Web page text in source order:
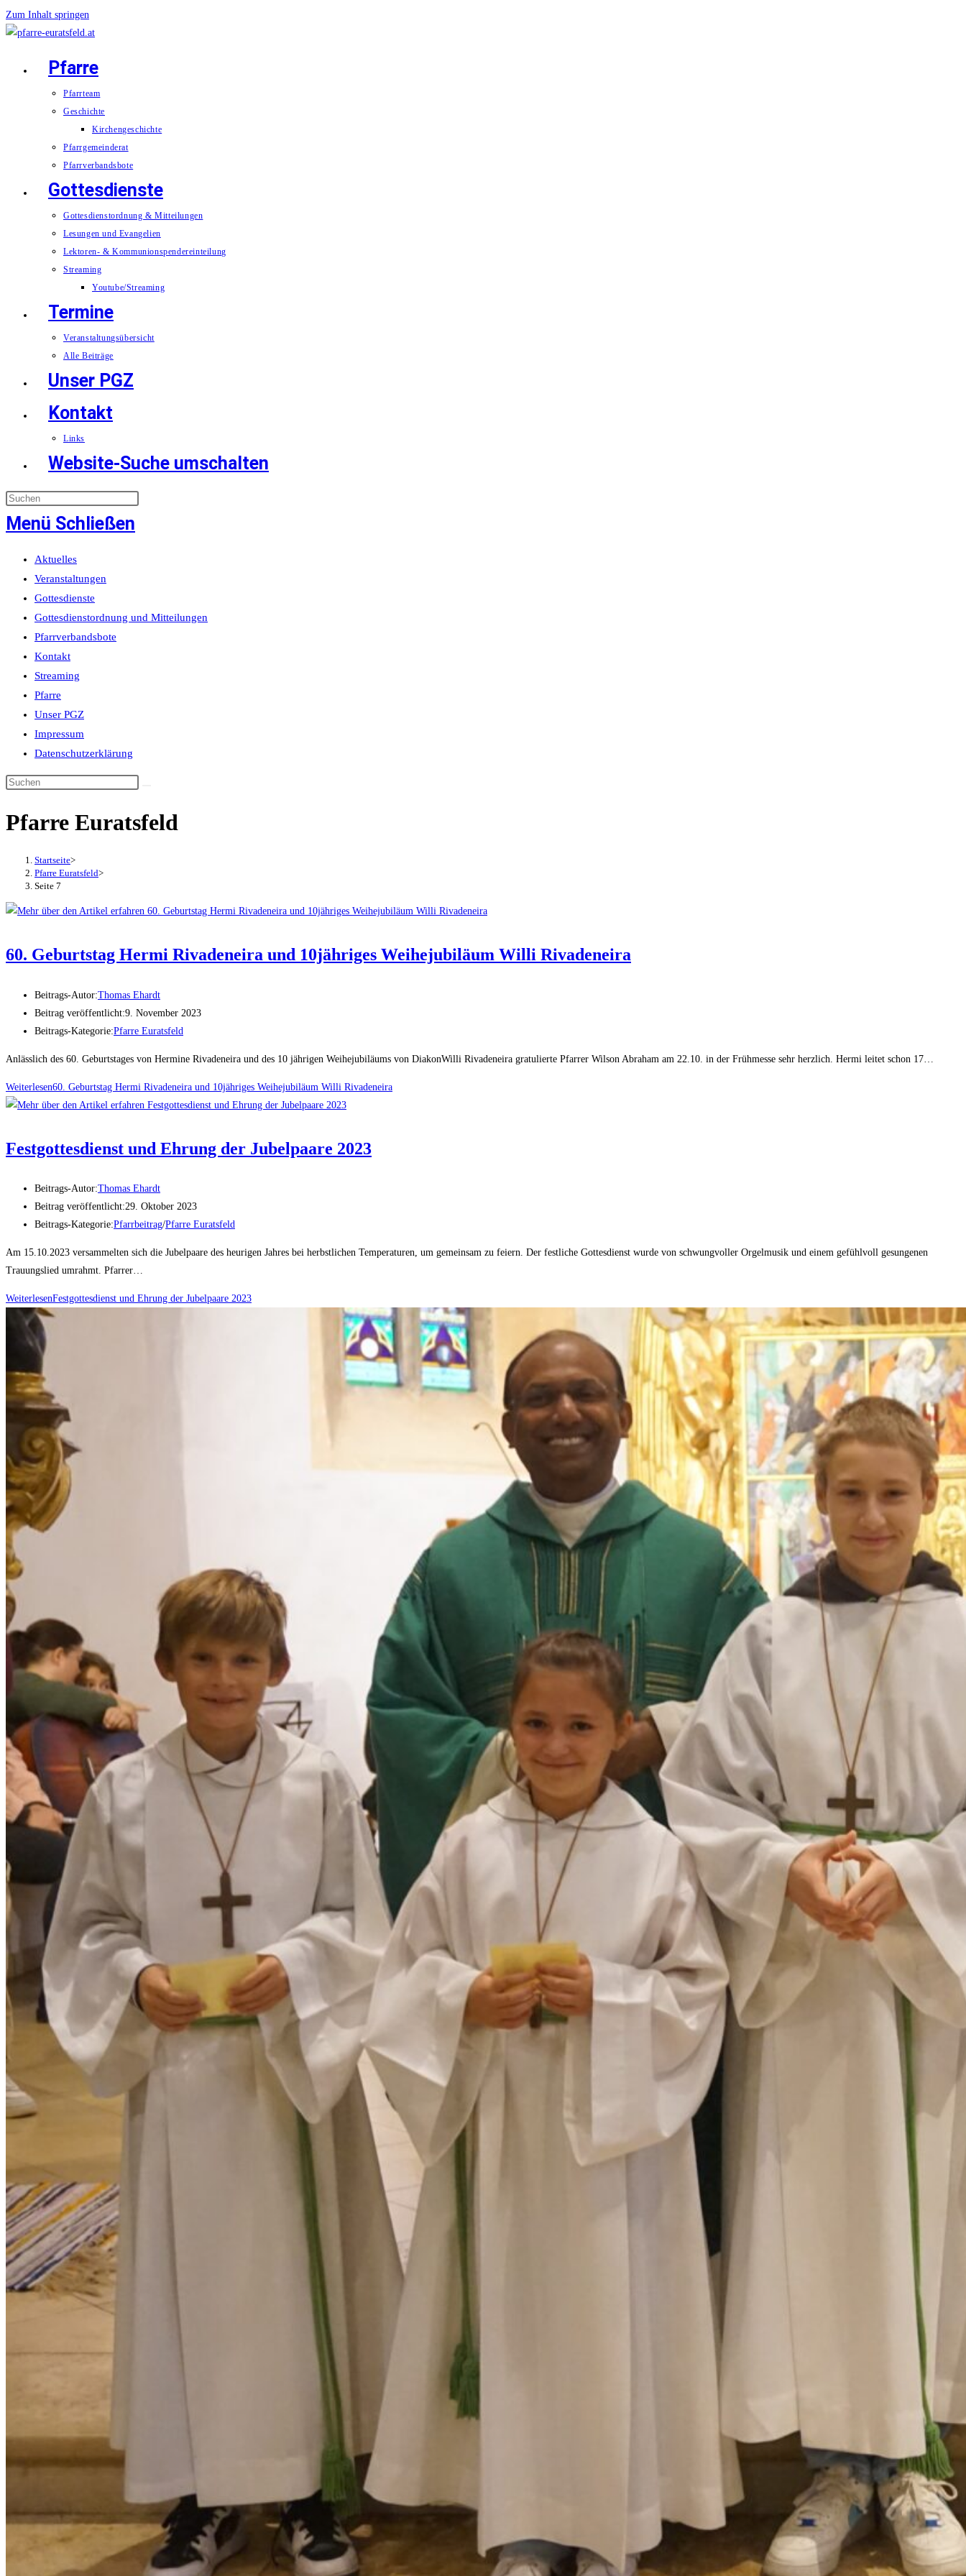
Zum Inhalt springen
Pfarre
Pfarrteam
Geschichte
Kirchengeschichte
Pfarrgemeinderat
Pfarrverbandsbote
Gottesdienste
Gottesdienstordnung & Mitteilungen
Lesungen und Evangelien
Lektoren- & Kommunionspendereinteilung
Streaming
Youtube/Streaming
Termine
Veranstaltungsübersicht
Alle Beiträge
Unser PGZ
Kontakt
Links
Website-Suche umschalten
Menü Schließen
Aktuelles
Veranstaltungen
Gottesdienste
Gottesdienstordnung und Mitteilungen
Pfarrverbandsbote
Kontakt
Streaming
Pfarre
Unser PGZ
Impressum
Datenschutzerklärung
Pfarre Euratsfeld
Startseite>
Pfarre Euratsfeld>
Seite 7
60. Geburtstag Hermi Rivadeneira und 10jähriges Weihejubiläum Willi Rivadeneira
Beitrags-Autor:Thomas Ehardt
Beitrag veröffentlicht:9. November 2023
Beitrags-Kategorie:Pfarre Euratsfeld
Anlässlich des 60. Geburtstages von Hermine Rivadeneira und des 10 jährigen Weihejubiläums von DiakonWilli Rivadeneira gratulierte Pfarrer Wilson Abraham am 22.10. in der Frühmesse sehr herzlich. Hermi leitet schon 17…
Weiterlesen60. Geburtstag Hermi Rivadeneira und 10jähriges Weihejubiläum Willi Rivadeneira
Festgottesdienst und Ehrung der Jubelpaare 2023
Beitrags-Autor:Thomas Ehardt
Beitrag veröffentlicht:29. Oktober 2023
Beitrags-Kategorie:Pfarrbeitrag/Pfarre Euratsfeld
Am 15.10.2023 versammelten sich die Jubelpaare des heurigen Jahres bei herbstlichen Temperaturen, um gemeinsam zu feiern. Der festliche Gottesdienst wurde von schwungvoller Orgelmusik und einem gefühlvoll gesungenen
Trauungslied umrahmt. Pfarrer…
WeiterlesenFestgottesdienst und Ehrung der Jubelpaare 2023